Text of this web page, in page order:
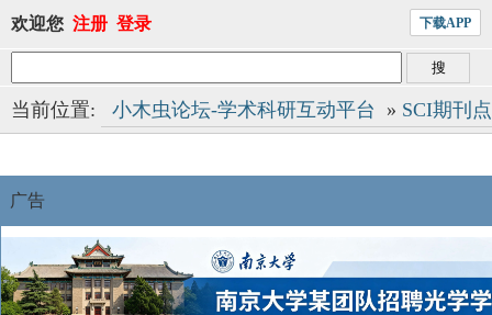
欢迎您 注册 登录 下载APP
当前位置: 小木虫论坛-学术科研互动平台 » SCI期刊
广告